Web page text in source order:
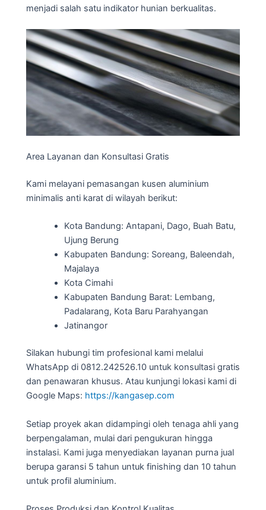
menjadi salah satu indikator hunian berkualitas.
Area Layanan dan Konsultasi Gratis
Kami melayani pemasangan kusen aluminium
minimalis anti karat di wilayah berikut:
Kota Bandung: Antapani, Dago, Buah Batu,
Ujung Berung
Kabupaten Bandung: Soreang, Baleendah,
Majalaya
Kota Cimahi
Kabupaten Bandung Barat: Lembang,
Padalarang, Kota Baru Parahyangan
Jatinangor
Silakan hubungi tim profesional kami melalui
WhatsApp di 0812.242526.10 untuk konsultasi gratis
dan penawaran khusus. Atau kunjungi lokasi kami di
Google Maps: https://kangasep.com
Setiap proyek akan didampingi oleh tenaga ahli yang
berpengalaman, mulai dari pengukuran hingga
instalasi. Kami juga menyediakan layanan purna jual
berupa garansi 5 tahun untuk finishing dan 10 tahun
untuk profil aluminium.